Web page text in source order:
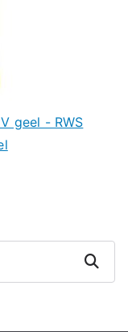
geel - RWS
Zoeken